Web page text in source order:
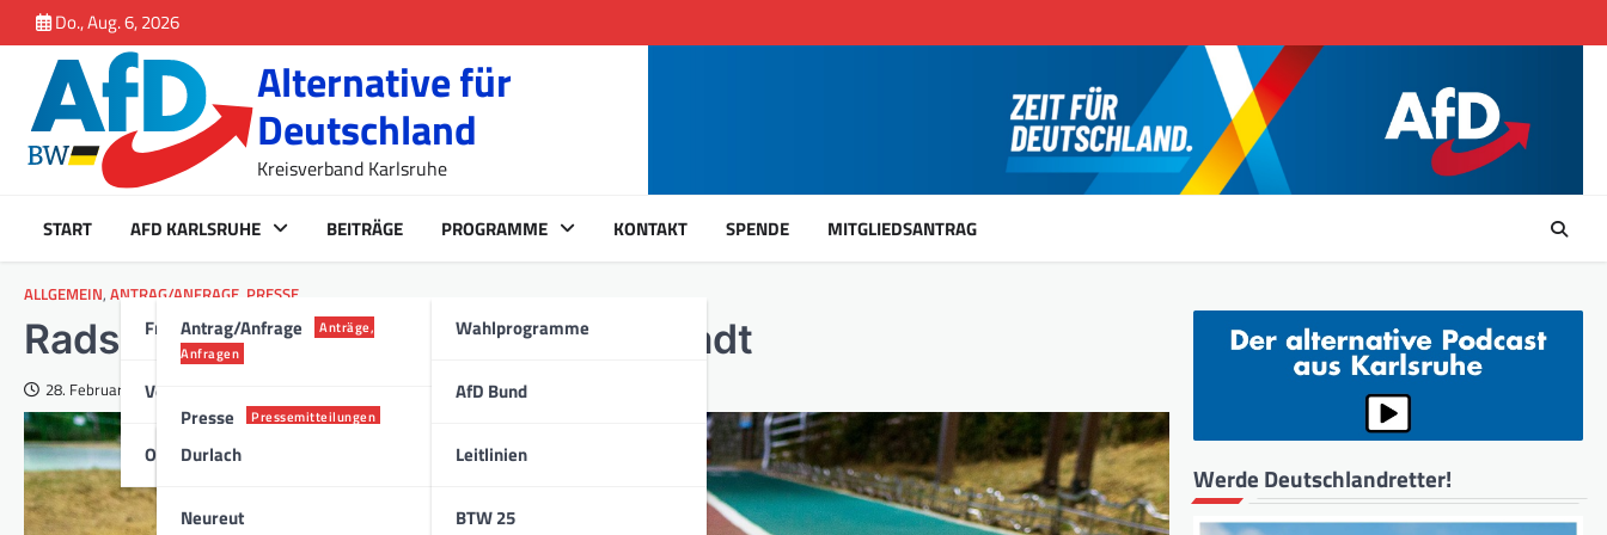
springen
to
content
Do., Aug. 6, 2026
Alternative für
Deutschland
Kreisverband Karlsruhe
START AFD KARLSRUHE
Fraktion Karlsruhe
Antrag/Anfrage
Anträge,
Anfragen
Presse Pressemitteilungen
Vorstand
Ortsverband
Durlach
Neureut
BEITRÄGE PROGRAMME
Wahlprogramme
AfD Bund
Leitlinien
BTW 25
KONTAKT SPENDE MITGLIEDSANTRAG
ALLGEMEIN, ANTRAG/ANFRAGE PRESSE
Radschnellwege – Auskunft der Stadt
28. Februar 2023
Werde Deutschlandretter!